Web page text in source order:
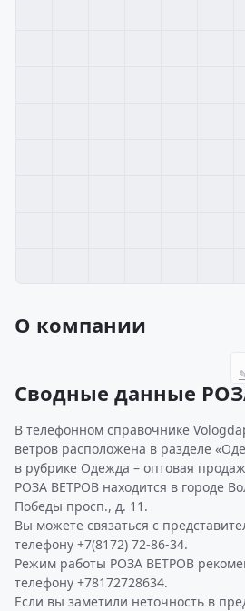
О компании
Сводные данные
В телефонном справочнике
ветров расположена в разделе
в рубрике Одежда – оптовая
РОЗА ВЕТРОВ находится в городе
Победы просп., д. 11.
Вы можете связаться с
телефону +7(8172) 72-86-34.
Режим работы РОЗА ВЕТРОВ
телефону +78172728634.
Если вы заметили неточность в